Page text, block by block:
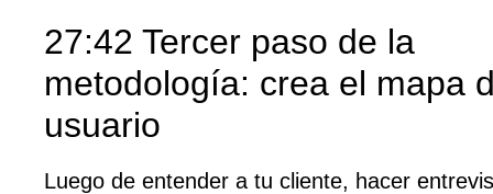
27:42 Tercer paso de la
metodología: crea el mapa
usuario
Luego de entender a tu cliente, hacer